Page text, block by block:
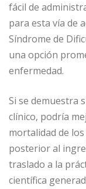
fácil de
para esta vía de
Síndrome de
una opción
enfermedad.
Si se demuestra
clínico, podría
mortalidad de
posterior al
traslado a la
científica